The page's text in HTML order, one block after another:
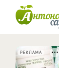
РЕКЛАМА